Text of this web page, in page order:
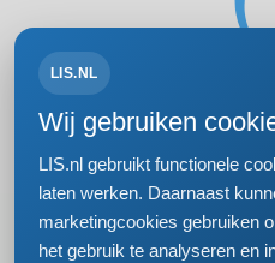
Volg ons op:
Bezoek- en postadres
LIS.NL
Wij gebruiken
LIS.nl gebruikt functionele
laten werken. Daarnaast
marketingcookies gebruiken
het gebruik te analyseren en